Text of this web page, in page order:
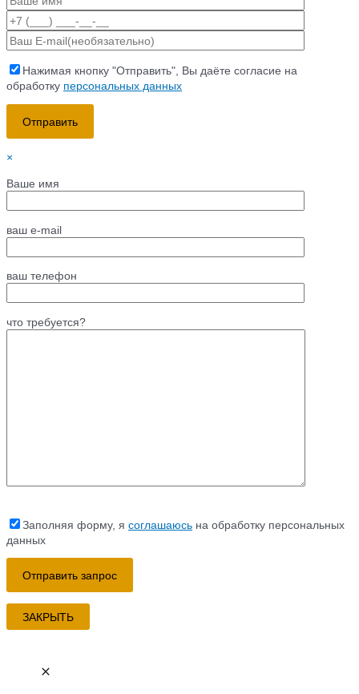
Нажимая кнопку "Отправить", Вы даёте согласие на
обработку персональных данных
×
Ваше имя
ваш e-mail
ваш телефон
что требуется?
Заполняя форму, я соглашаюсь на обработку персональных
данных
ЗАКРЫТЬ